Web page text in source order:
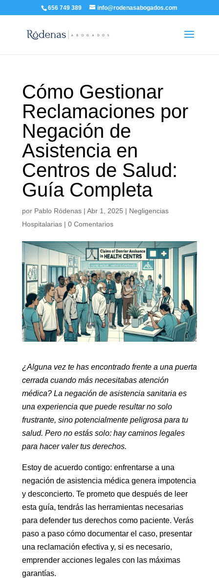
656 749 389 info@rodenasabogados.com
Cómo Gestionar
Reclamaciones por
Negación de
Asistencia en
Centros de Salud:
Guía Completa
por Pablo Ródenas| Abr 1, 2025 | Negligencias
Hospitalarias| 0 Comentarios
¿Alguna vez te has encontrado frente a una puerta
cerrada cuando más necesitabas atención
médica? La negación de asistencia sanitaria es
una experiencia que puede resultar no solo
frustrante, sino potencialmente peligrosa para tu
salud. Pero no estás solo: hay caminos legales
para hacer valer tus derechos.
Estoy de acuerdo contigo: enfrentarse a una
negación de asistencia médica genera impotencia
y desconcierto. Te prometo que después de leer
esta guía, tendrás las herramientas necesarias
para defender tus derechos como paciente. Verás
paso a paso cómo documentar el caso, presentar
una reclamación efectiva y, si es necesario,
emprender acciones legales con las máximas
garantías.